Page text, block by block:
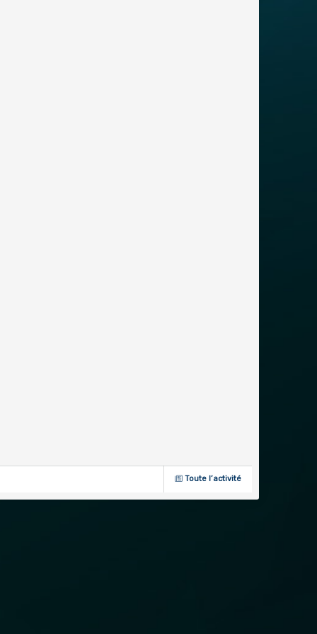
Toute l’activité